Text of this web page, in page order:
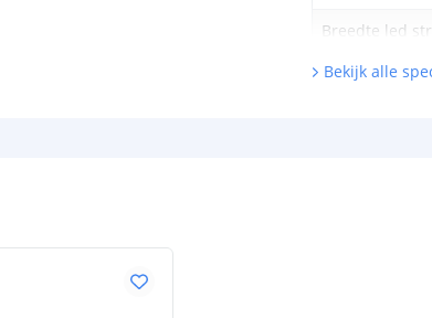
Breedte led
Dikte led strip
Bekijk alle